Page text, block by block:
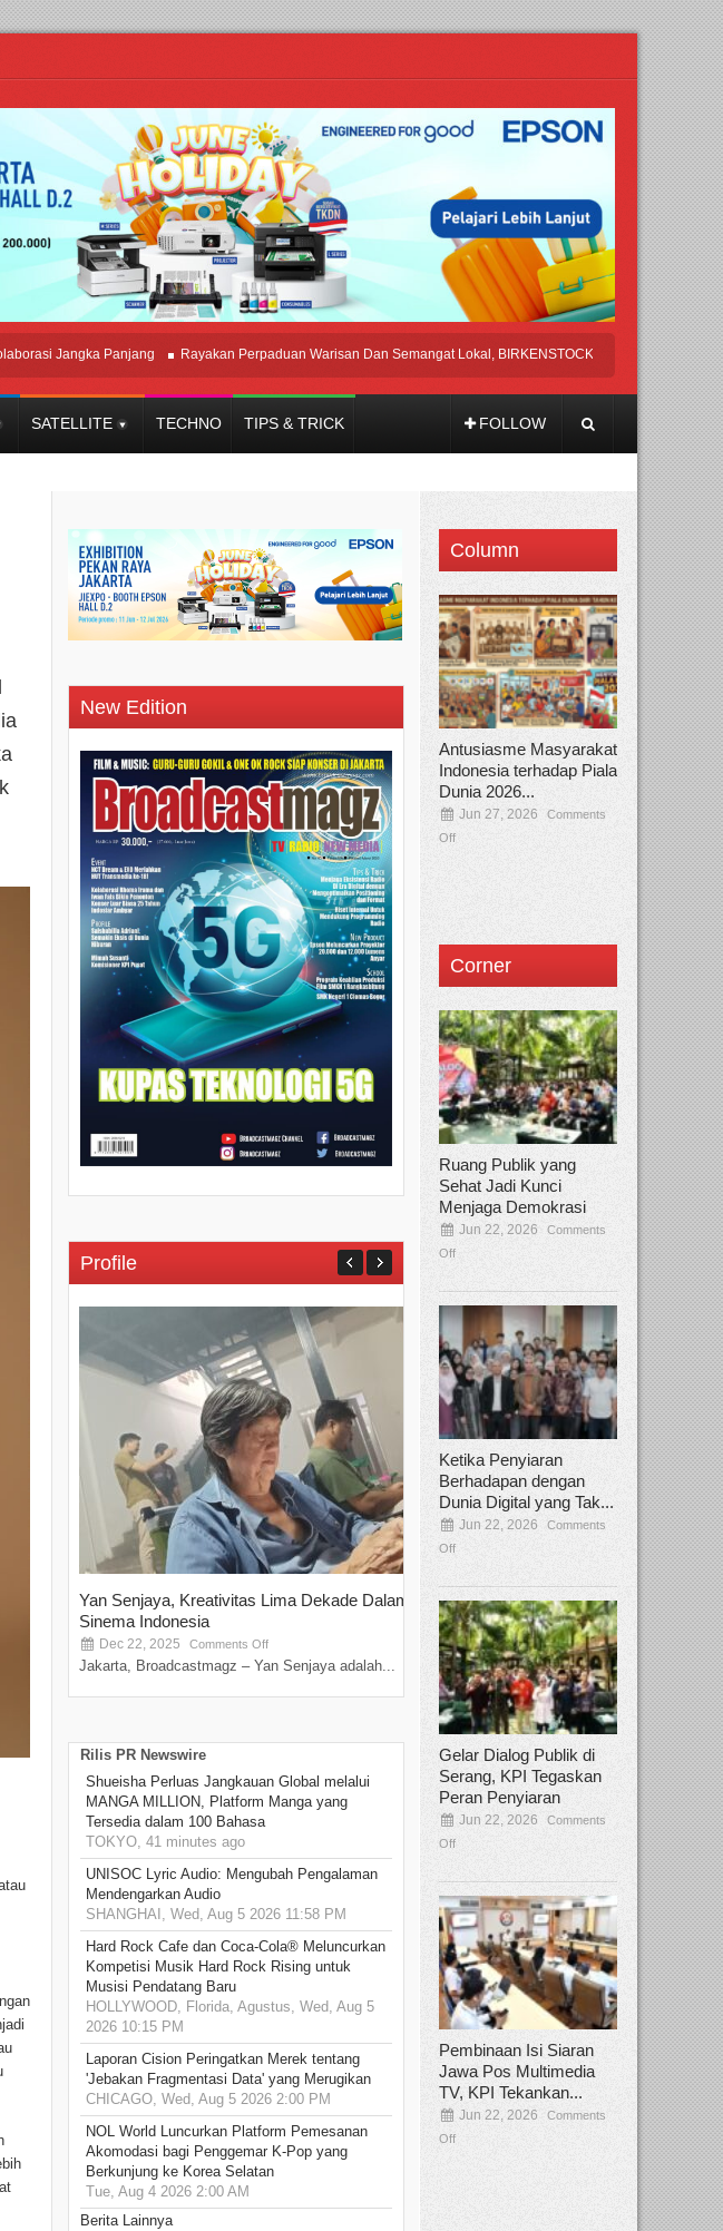
Jangka Panjang Rayakan Perpaduan Warisan Dan Semangat Lokal, BIRKENSTOCK INDONESIA Membuka
SATELLITE TECHNO TIPS & TRICK FOLLOW
New Edition
Profile
Yan Senjaya, Kreativitas Lima Dekade Dalam
Sinema Indonesia
Dec 22, 2025 Comments Off
Jakarta, Broadcastmagz – Yan Senjaya adalah...
Tamee Irelly Menjadi Juri Open
Film Terbaru...
Sep 08, 2025 Comments Off
Bekasi, Broadcastmagz – Dalam upaya
talenta...
Rilis PR Newswire
Shueisha Perluas Jangkauan Global melalui
MANGA MILLION, Platform Manga yang
Tersedia dalam 100 Bahasa
TOKYO, 41 minutes ago
UNISOC Lyric Audio: Mengubah Pengalaman
Mendengarkan Audio
SHANGHAI, Wed, Aug 5 2026 11:58 PM
Hard Rock Cafe dan Coca-Cola® Meluncurkan
Kompetisi Musik Hard Rock Rising untuk
Musisi Pendatang Baru
HOLLYWOOD, Florida, Agustus, Wed, Aug 5
2026 10:15 PM
Laporan Cision Peringatkan Merek tentang
'Jebakan Fragmentasi Data' yang Merugikan
CHICAGO, Wed, Aug 5 2026 2:00 PM
NOL World Luncurkan Platform Pemesanan
Akomodasi bagi Penggemar K-Pop yang
Berkunjung ke Korea Selatan
Tue, Aug 4 2026 2:00 AM
Berita Lainnya
Column
Antusiasme Masyarakat
Indonesia terhadap Piala
Dunia 2026...
Jun 27, 2026
Comments
Off
Corner
Ruang Publik yang
Sehat Jadi Kunci
Menjaga Demokrasi
Jun 22, 2026
Comments
Off
Ketika Penyiaran
Berhadapan dengan
Dunia Digital yang Tak...
Jun 22, 2026
Comments
Off
Gelar Dialog Publik di
Serang, KPI Tegaskan
Peran Penyiaran
Jun 22, 2026
Comments
Off
Pembinaan Isi Siaran
Jawa Pos Multimedia
TV, KPI Tekankan...
Jun 22, 2026
Comments
Off